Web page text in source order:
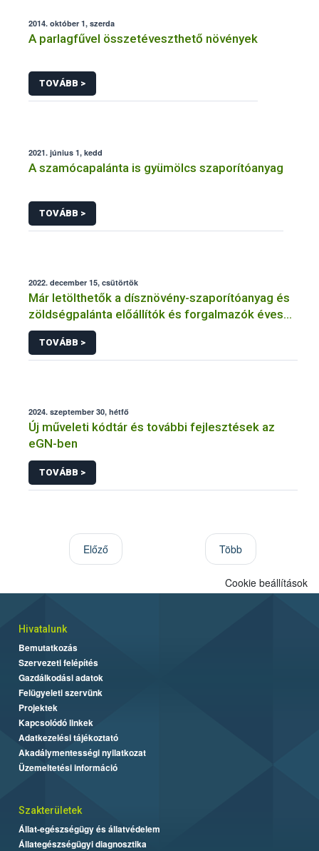
2014. október 1, szerda
A parlagfűvel összetéveszthető növények
TOVÁBB >
2021. június 1, kedd
A szamócapalánta is gyümölcs szaporítóanyag
TOVÁBB >
2022. december 15, csütörtök
Már letölthetők a dísznövény-szaporítóanyag és
zöldségpalánta előállítók és forgalmazók éves
bejelentőlapjai
TOVÁBB >
2024. szeptember 30, hétfő
Új műveleti kódtár és további fejlesztések az
eGN-ben
TOVÁBB >
Előző Több
Cookie beállítások
Hivatalunk
Bemutatkozás
Szervezeti felépítés
Gazdálkodási adatok
Felügyeleti szervünk
Projektek
Kapcsolódó linkek
Adatkezelési tájékoztató
Akadálymentességi nyilatkozat
Üzemeltetési információ
Szakterületek
Állat-egészségügy és állatvédelem
Állategészségügyi diagnosztika